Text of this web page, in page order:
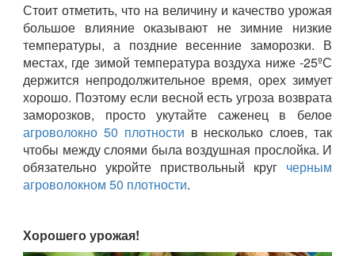
Стоит отметить, что на величину и качество урожая
большое влияние оказывают не зимние низкие
температуры, а поздние весенние заморозки. В
местах, где зимой температура воздуха ниже -25ºС
держится непродолжительное время, орех зимует
хорошо. Поэтому если весной есть угроза возврата
заморозков, просто укутайте саженец в белое
агроволокно 50 плотности в несколько слоев, так
чтобы между слоями была воздушная прослойка. И
обязательно укройте приствольный круг черным
агроволокном 50 плотности.
Хорошего урожая!